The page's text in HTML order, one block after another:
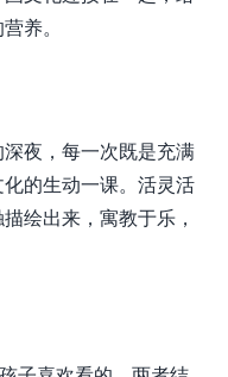
养。
夜，每一次既是充满
的生动一课。活灵活
绘出来，寓教于乐，